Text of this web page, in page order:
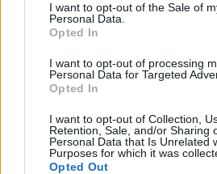
I want to opt-out of the Sale of
Personal Data.
Opted In
I want to opt-out of processing
Personal Data for Targeted
Opted In
I want to opt-out of Collection,
Retention, Sale, and/or Sharing
Personal Data that Is Unrelated
Purposes for which it was
Opted Out
IACOPO NATHAN